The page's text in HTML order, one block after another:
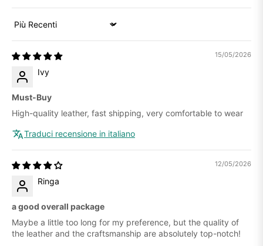
Sort by
15/05/2026
Ivy
Must-Buy
High-quality leather, fast shipping, very comfortable to wear
Traduci recensione in italiano
12/05/2026
Ringa
a good overall package
Maybe a little too long for my preference, but the quality of
the leather and the craftsmanship are absolutely top-notch!